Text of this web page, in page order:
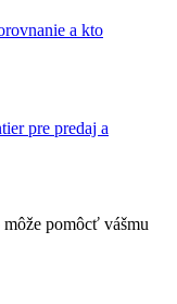
a kto
pre predaj a
pomôcť vášmu